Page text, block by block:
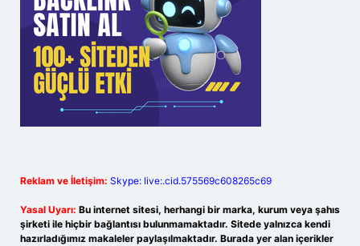
Reklam ve İletişim: Skype: live:.cid.575569c608265c69
Yasal Uyarı: Bu internet sitesi, herhangi bir marka, kurum veya şahıs
şirketi ile hiçbir bağlantısı bulunmamaktadır. Sitede yalnızca kendi
hazırladığımız makaleler paylaşılmaktadır. Burada yer alan içerikler